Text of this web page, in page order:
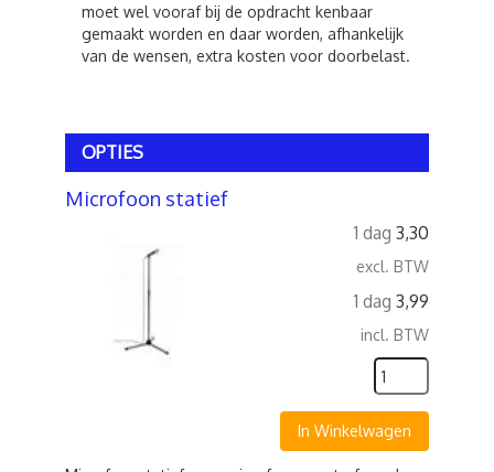
moet wel vooraf bij de opdracht kenbaar
gemaakt worden en daar worden, afhankelijk
van de wensen, extra kosten voor doorbelast.
OPTIES
Microfoon statief
1 dag 3,30
excl. BTW
1 dag 3,99
incl. BTW
In Winkelwagen